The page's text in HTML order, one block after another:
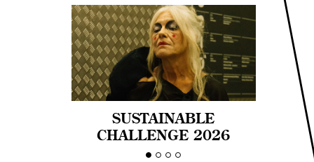
SUSTAINABLE
CHALLENGE 2026
CELEBRA LA